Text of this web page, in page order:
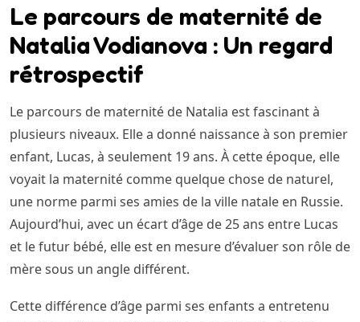
Le parcours de maternité de
Natalia Vodianova : Un regard
rétrospectif
Le parcours de maternité de Natalia est fascinant à
plusieurs niveaux. Elle a donné naissance à son premier
enfant, Lucas, à seulement 19 ans. À cette époque, elle
voyait la maternité comme quelque chose de naturel,
une norme parmi ses amies de la ville natale en Russie.
Aujourd’hui, avec un écart d’âge de 25 ans entre Lucas
et le futur bébé, elle est en mesure d’évaluer son rôle de
mère sous un angle différent.
Cette différence d’âge parmi ses enfants a entretenu